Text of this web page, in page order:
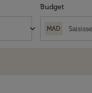
keyboard_arrow_down
Budget
MAD